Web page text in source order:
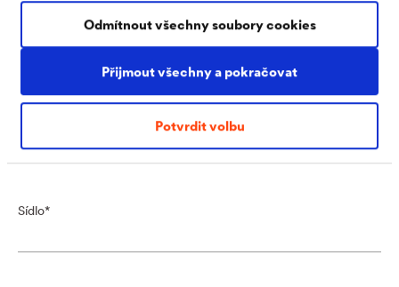
Přijmout všechny a pokračovat
Potvrdit volbu
Odmítnout všechny soubory cookies
Sem s nimi, těšíme se na Vás!
Sídlo